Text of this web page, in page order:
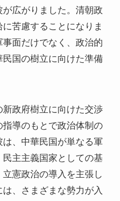
広がりました。清朝政
苦慮することになりま
面だけでなく、政治的
国の樹立に向けた準備
政府樹立に向けた交渉
導のもとで政治体制の
、中華民国が単なる軍
主主義国家としての基
憲政治の導入を主張し
、さまざまな勢力が入